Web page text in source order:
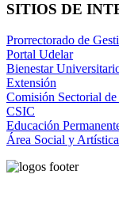
SITIOS DE
Prorrectorado de
Portal Udelar
Bienestar
Extensión
Comisión Sectorial de
CSIC
Educación
Área Social y Artística